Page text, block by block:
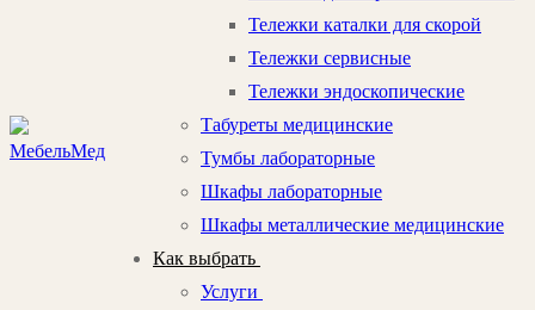
Тележки каталки для скорой
Тележки сервисные
Тележки эндоскопические
Табуреты медицинские
Тумбы лабораторные
Шкафы лабораторные
Шкафы металлические медицинские
Как выбрать
Услуги